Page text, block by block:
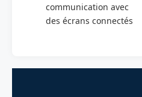
communication avec
des écrans connectés